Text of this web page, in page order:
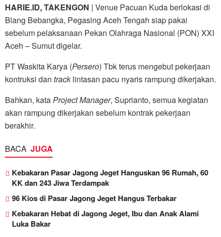
HARIE.ID, TAKENGON | Venue Pacuan Kuda berlokasi di
Blang Bebangka, Pegasing Aceh Tengah siap pakai
sebelum pelaksanaan Pekan Olahraga Nasional (PON) XXI
Aceh – Sumut digelar.
PT Waskita Karya (Persero) Tbk terus mengebut pekerjaan
kontruksi dan tracklintasan pacu nyaris rampung dikerjakan.
Bahkan, kataProject Manager, Suprianto, semua kegiatan
akan rampung dikerjakan sebelum kontrak pekerjaan
berakhir.
BACA JUGA
Kebakaran Pasar Jagong Jeget Hanguskan 96 Rumah, 60
KK dan 243 Jiwa Terdampak
96 Kios di Pasar Jagong Jeget Hangus Terbakar
Kebakaran Hebat di Jagong Jeget, Ibu dan Anak Alami
Luka Bakar